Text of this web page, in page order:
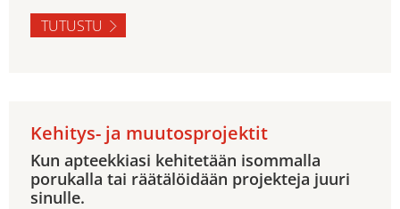
TUTUSTU
Kehitys- ja muutosprojektit
Kun apteekkiasi kehitetään isommalla
porukalla tai räätälöidään projekteja juuri
sinulle.